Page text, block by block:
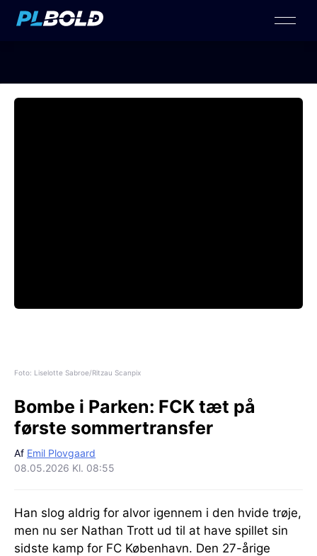
Foto: Liselotte Sabroe/Ritzau Scanpix
Bombe i Parken: FCK tæt på
første sommertransfer
Af Emil Plovgaard
08.05.2026 Kl. 08:55
Han slog aldrig for alvor igennem i den hvide trøje,
men nu ser Nathan Trott ud til at have spillet sin
sidste kamp for FC København. Den 27-årige